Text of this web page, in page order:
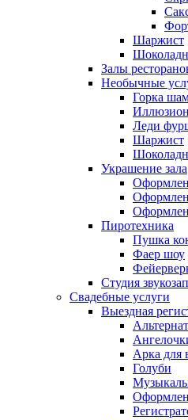
Шаржист
Залы
Необычные
Горка
Леди
Шаржист
Украшение зала
Пиротехника
Пушка
Фаер шоу
Студия
Свадебные услуги
Выездная
Арка для
Голуби